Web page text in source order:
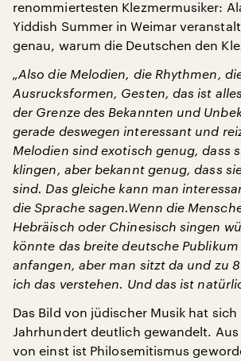
renommiertesten Klezmermusiker:
Yiddish Summer in Weimar
genau, warum die Deutschen den
„Also die Melodien, die Rhythmen,
Ausrucksformen, Gesten, das ist
der Grenze des Bekannten und
gerade deswegen interessant und
Melodien sind exotisch genug, dass
klingen, aber bekannt genug, dass
sind. Das gleiche kann man
die Sprache sagen.Wenn die
Hebräisch oder Chinesisch singen
könnte das breite deutsche
anfangen, aber man sitzt da und zu
ich das verstehen. Und das ist
Das Bild von jüdischer Musik hat
Jahrhundert deutlich gewandelt. Aus
von einst ist Philosemitismus